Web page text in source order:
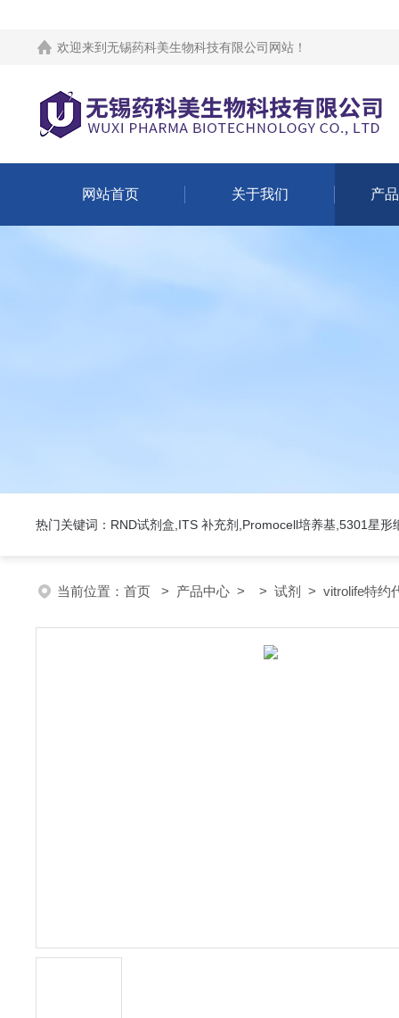
欢迎来到 无锡药科美生物科技有限公司网站 ！
网站首页 关于我们 产
热门关键词：RND试剂盒,ITS 补充剂,Promocell培养基,5301星形
当前位置： 首页 > 产品中心 > > 试剂 > vitrolife特约